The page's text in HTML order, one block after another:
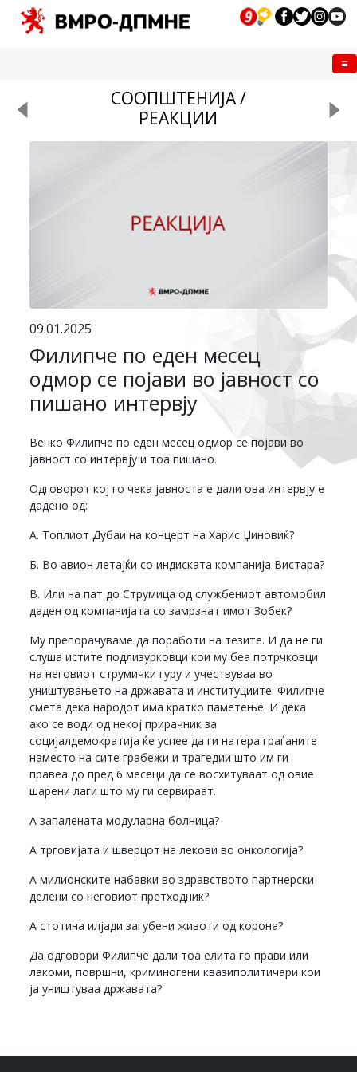
СООПШТЕНИЈА /
РЕАКЦИИ
09.01.2025
Филипче по еден месец
одмор се појави во јавност со
пишано интервју
Венко Филипче по еден месец одмор се појави во
јавност со интервју и тоа пишано.
Одговорот кој го чека јавноста е дали ова интервју е
дадено од:
А. Топлиот Дубаи на концерт на Харис Џиновиќ?
Б. Во авион летајќи со индиската компанија Вистара?
В. Или на пат до Струмица од службениот автомобил
даден од компанијата со замрзнат имот Зобек?
Му препорачуваме да поработи на тезите. И да не ги
слуша истите подлизурковци кои му беа потрчковци
на неговиот струмички гуру и учествуваа во
уништувањето на државата и институциите. Филипче
смета дека народот има кратко паметење. И дека
ако се води од некој прирачник за
социјалдемократија ќе успее да ги натера граѓаните
наместо на сите грабежи и трагедии што им ги
правеа до пред 6 месеци да се восхитуваат од овие
шарени лаги што му ги сервираат.
А запалената модуларна болница?
А трговијата и шверцот на лекови во онкологија?
А милионските набавки во здравството партнерски
делени со неговиот претходник?
А стотина илјади загубени животи од корона?
Да одговори Филипче дали тоа елита го прави или
лакоми, површни, криминогени квазиполитичари кои
ја уништуваа државата?